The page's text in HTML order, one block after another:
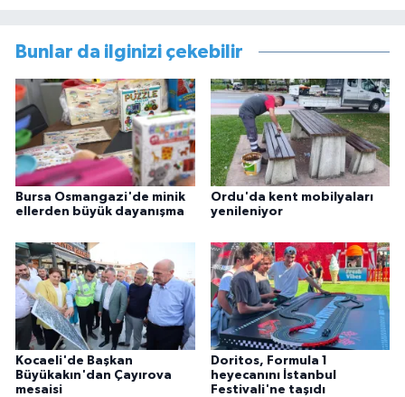
Bunlar da ilginizi çekebilir
Bursa Osmangazi'de minik
ellerden büyük dayanışma
Ordu'da kent mobilyaları
yenileniyor
Kocaeli'de Başkan
Büyükakın'dan Çayırova
mesaisi
Doritos, Formula 1
heyecanını İstanbul
Festivali'ne taşıdı